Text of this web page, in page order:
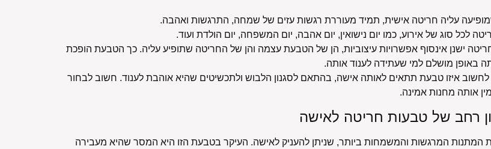
עליה חריטה אישית, תמיד מעוררת רגשות עזים של שמחה, התרגשות ואהבה.
לכל סוג של אירוע, כמו יום נישואין, יום אהבה, יום המשפחה, יום הולדת ועוד.
ישנן אינסוף אפשרויות עיצוביות, הן של הטבעת עצמה והן של החריטה שתופיע עליה. כך הטבעת הופכת
באופן מושלם למי שעתידה לענוד אותה.
איזו טבעת תתאים לאותה אישה, בהתאם לסגנון הלבוש ולתכשיטים שהיא אוהבת לענוד. חשוב לבחור
אותה מחנות אמינה.
רחב של טבעות חריטה לאישה
המרגשות והמשמחות ביותר, שניתן להעניק לאישה. העיקר בטבעת הזו היא המסר שהיא מעבירה